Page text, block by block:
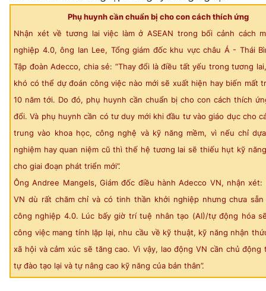
Phụ huynh cần chuẩn bị cho con cách thích ứng
Nhận xét về tương lai việc làm ở ASEAN trong bối cảnh cách
nghiệp 4.0, ông Ian Lee, Tổng giám đốc khu vực châu Á - Thái
Tập đoàn Adecco, chia sẻ: “Thay đổi là điều tất yếu trong tương
khó có thể dự đoán công việc nào mới sẽ xuất hiện hay biến mất
10 năm tới. Do đó, phụ huynh cần chuẩn bị cho con cách thích
đổi. Và phụ huynh cần có tư duy mới khi đầu tư vào giáo dục cho
trung vào khoa học, công nghệ và kỹ năng mềm, vì nếu chỉ
nghiệm hay quan niệm cũ thì thế hệ tương lai sẽ thiếu hụt kỹ
cho giai đoạn phát triển mới”.
Ông Andree Mangels, Giám đốc điều hành Adecco VN, nhận xét:
VN dù rất chăm chỉ và có tinh thần khởi nghiệp nhưng chưa sẵn
công nghiệp 4.0. Lúc bấy giờ trí tuệ nhân tạo (AI)/tự động hóa
công việc mang tính lặp lại, nhu cầu về kỹ thuật, kỹ năng nhận
xã hội và cảm xúc sẽ tăng cao. Vì vậy, lao động VN cần chủ động
tự đào tạo lại và tự nâng cao kỹ năng của bản thân”.